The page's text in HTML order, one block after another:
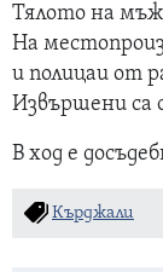
Тялото на
На
и полицаи от
Извършени са
В ход е
Кърджали